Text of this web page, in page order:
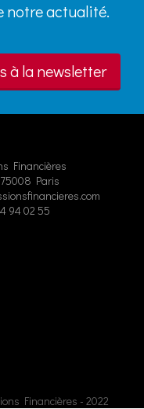
notre actualité.
à la newsletter
Financières
Paris
94 02 55
Financières - 2022